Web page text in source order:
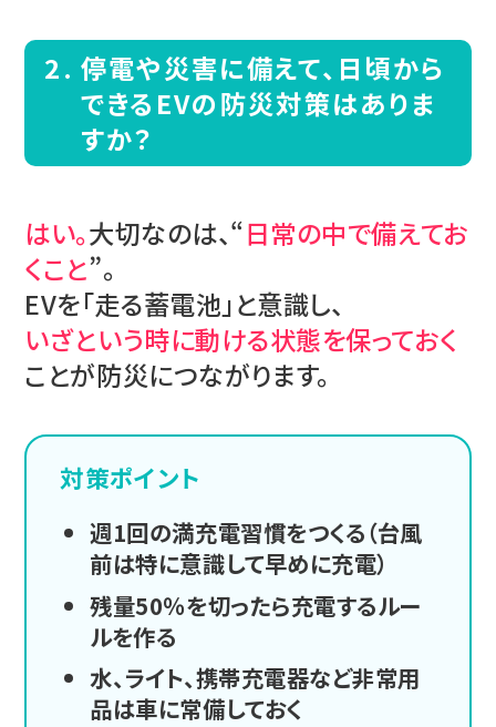
停電や災害に備えて、日頃から
できるEVの防災対策はありま
すか？
はい。大切なのは、“日常の中で備えてお
くこと”。
EVを「走る蓄電池」と意識し、
いざという時に動ける状態を保っておく
ことが防災につながります。
対策ポイント
週1回の満充電習慣をつくる（台風
前は特に意識して早めに充電）
残量50％を切ったら充電するルー
ルを作る
水、ライト、携帯充電器など非常用
品は車に常備しておく